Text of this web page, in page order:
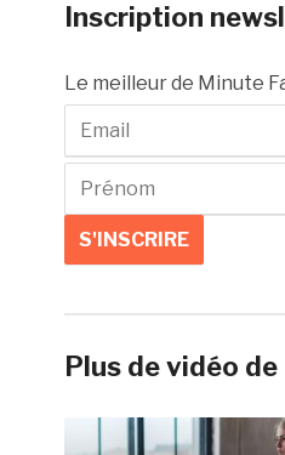
Inscription
Le meilleur de Minute
Plus de vidéo